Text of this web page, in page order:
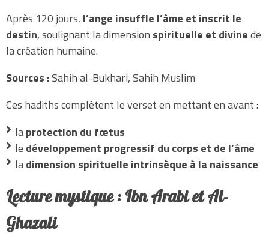
Après 120 jours, l’ange insuffle l’âme et inscrit le
destin, soulignant la dimension spirituelle et divinede
la création humaine.
Sources :Sahih al-Bukhari, Sahih Muslim
Ces hadiths complètent le verset en mettant en avant :
laprotection du fœtus
le développement progressif du corps et de l’âme
ladimension spirituelle intrinsèque à la naissance
Lecture mystique : Ibn Arabi et Al-
Ghazali